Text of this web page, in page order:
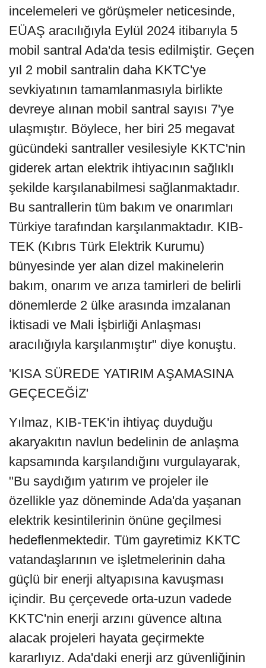
incelemeleri ve görüşmeler neticesinde,
EÜAŞ aracılığıyla Eylül 2024 itibarıyla 5
mobil santral Ada'da tesis edilmiştir. Geçen
yıl 2 mobil santralin daha KKTC'ye
sevkiyatının tamamlanmasıyla birlikte
devreye alınan mobil santral sayısı 7'ye
ulaşmıştır. Böylece, her biri 25 megavat
gücündeki santraller vesilesiyle KKTC'nin
giderek artan elektrik ihtiyacının sağlıklı
şekilde karşılanabilmesi sağlanmaktadır.
Bu santrallerin tüm bakım ve onarımları
Türkiye tarafından karşılanmaktadır. KIB-
TEK (Kıbrıs Türk Elektrik Kurumu)
bünyesinde yer alan dizel makinelerin
bakım, onarım ve arıza tamirleri de belirli
dönemlerde 2 ülke arasında imzalanan
İktisadi ve Mali İşbirliği Anlaşması
aracılığıyla karşılanmıştır" diye konuştu.
'KISA SÜREDE YATIRIM AŞAMASINA
GEÇECEĞİZ'
Yılmaz, KIB-TEK'in ihtiyaç duyduğu
akaryakıtın navlun bedelinin de anlaşma
kapsamında karşılandığını vurgulayarak,
"Bu saydığım yatırım ve projeler ile
özellikle yaz döneminde Ada'da yaşanan
elektrik kesintilerinin önüne geçilmesi
hedeflenmektedir. Tüm gayretimiz KKTC
vatandaşlarının ve işletmelerinin daha
güçlü bir enerji altyapısına kavuşması
içindir. Bu çerçevede orta-uzun vadede
KKTC'nin enerji arzını güvence altına
alacak projeleri hayata geçirmekte
kararlıyız. Ada'daki enerji arz güvenliğinin